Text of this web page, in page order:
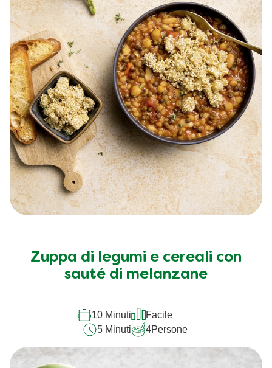
Zuppa di legumi e cereali con
sauté di melanzane
10 Minuti
Facile
5 Minuti
4Persone